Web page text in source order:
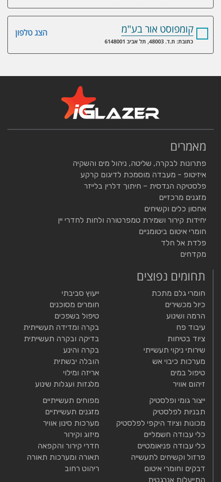
הצג טלפון קומפוסט אור בע"מ
כתובת: ת.ד. 48003, תל אביב 6148001
מאמרים
פתרונות לבקרה, שליטה, ניהול מים והשקיה
איזיטופ - מעבדה מוסמכת לדיגום קרקע
פלסטיקה הנדסית – חיתוך דלרין בלייזר
מזגנים מרכזיים
אחסון כלים וקשיחים
יחידות קירור ושמירת טמפרטורה ולחות לחדרי יין
חומרי איטום ביטומניים
פלדת אל חלד
מקדחים
תחומים נפוצים
חומרי גלם מתכת
כיול מכשירים
הרמה ושינוע
עיבוד פח
ציוד בטיחות
שירותי ניקוי תעשייתי
מערכות כיבוי אש
טיפול במים
זיהום אוויר
ייעוץ סביבתי
חומרים מסוכנים
טיפול בשפכים
בקרה ומדידה תעשייתית
בדיקה ובקרה תעשייתית
בקרה והינע
הובלה יבשתית
אריזה ומילוי
מלגזות ועגלות שינוע
ייצור גומי ופלסטיק
תבניות לפלסטיק
מכונות וציוד היקפי לפלסטיק
כלי עבודה חשמליים
כלי עבודה פניאומטיים
פרזול וקשיחים לתעשייה
דבקים וחומרי איטום
התייעלות אנרגטית
מפוחים תעשייתיים
מזגנים תעשייתיים
מערכות סינון אוויר
מיזוג וקירור
חדרי קירור והקפאה
תאורה ומערכות תאורה
ריהוט רחוב